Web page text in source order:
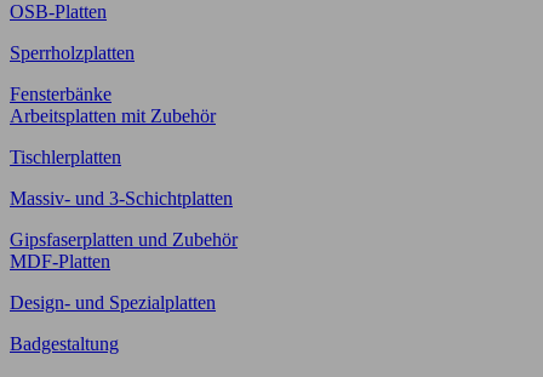
OSB-Platten
Sperrholzplatten
Fensterbänke
Arbeitsplatten mit Zubehör
Tischlerplatten
Massiv- und 3-Schichtplatten
Gipsfaserplatten und Zubehör
MDF-Platten
Design- und Spezialplatten
Badgestaltung